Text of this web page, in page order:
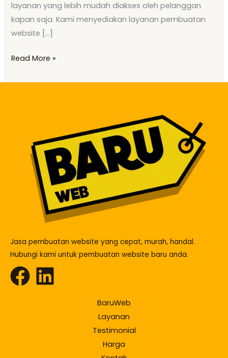
layanan yang lebih mudah diakses oleh pelanggan
kapan saja. Kami menyediakan layanan pembuatan
website […]
Read More »
Jasa pembuatan website yang cepat, murah, handal.
Hubungi kami untuk pembuatan website baru anda.
BaruWeb
Layanan
Testimonial
Harga